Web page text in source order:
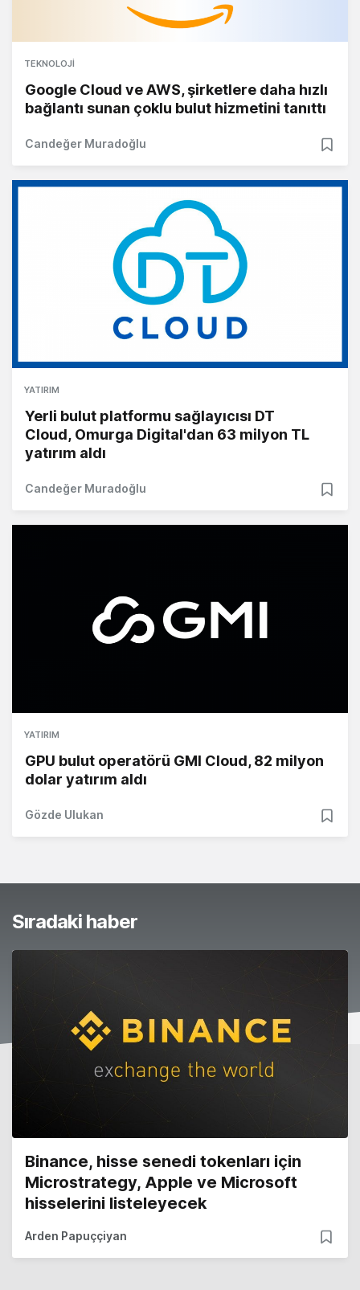
TEKNOLOJI
Google Cloud ve AWS, şirketlere daha hızlı
bağlantı sunan çoklu bulut hizmetini tanıttı
Candeğer Muradoğlu
YATIRIM
Yerli bulut platformu sağlayıcısı DT
Cloud, Omurga Digital'dan 63 milyon TL
yatırım aldı
Candeğer Muradoğlu
YATIRIM
GPU bulut operatörü GMI Cloud, 82 milyon
dolar yatırım aldı
Gözde Ulukan
Sıradaki haber
Binance, hisse senedi tokenları için
Microstrategy, Apple ve Microsoft
hisselerini listeleyecek
Arden Papuççiyan